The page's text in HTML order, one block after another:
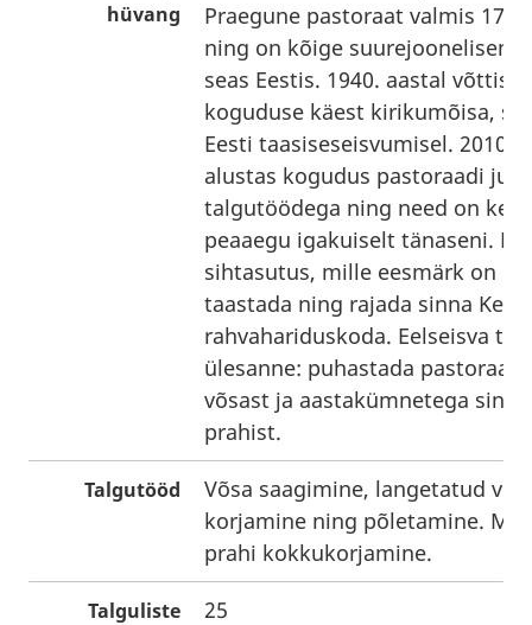
hüvang
Praegune pastoraat valmis
ning on kõige suurejoonelisem
seas Eestis. 1940. aastal võttis
koguduse käest kirikumõisa,
Eesti taasiseseisvumisel. 2010.
alustas kogudus pastoraadi
talgutöödega ning need on
peaaegu igakuiselt tänaseni.
sihtasutus, mille eesmärk on
taastada ning rajada sinna
rahvahariduskoda. Eelseisva
ülesanne: puhastada
võsast ja aastakümnetega
prahist.
Talgutööd
Võsa saagimine, langetatud
korjamine ning põletamine.
prahi kokkukorjamine.
Talguliste
25